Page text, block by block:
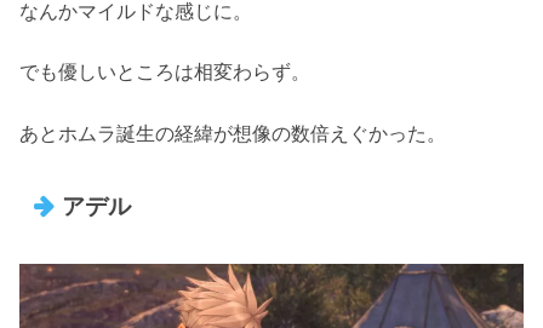
なんかマイルドな感じに。
でも優しいところは相変わらず。
あとホムラ誕生の経緯が想像の数倍えぐかった。
アデル